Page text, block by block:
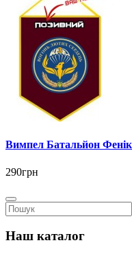
Вимпел Батальйон
290грн
Наш каталог